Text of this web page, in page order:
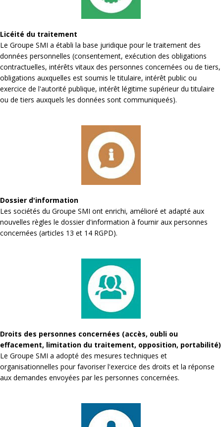
Licéité du traitement
Le Groupe SMI a établi la base juridique pour le traitement des
données personnelles (consentement, exécution des obligations
contractuelles, intérêts vitaux des personnes concernées ou de tiers,
obligations auxquelles est soumis le titulaire, intérêt public ou
exercice de l'autorité publique, intérêt légitime supérieur du titulaire
ou de tiers auxquels les données sont communiqueés).
Dossier d'information
Les sociétés du Groupe SMI ont enrichi, amélioré et adapté aux
nouvelles règles le dossier d'information à fournir aux personnes
concernées (articles 13 et 14 RGPD).
Droits des personnes concernées (accès, oubli ou
effacement, limitation du traitement, opposition, portabilité)
Le Groupe SMI a adopté des mesures techniques et
organisationnelles pour favoriser l'exercice des droits et la réponse
aux demandes envoyées par les personnes concernées.